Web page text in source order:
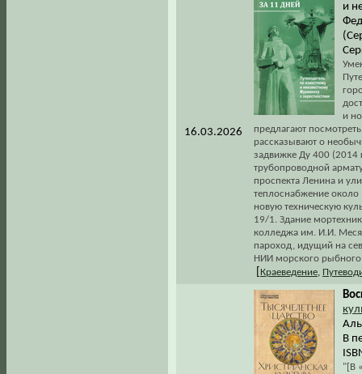
16.03.2026
и
и
предлагают
рассказывают о
задвижке Ду 400 (2014
трубопроводной
проспекта Ленина и
теплоснабжение
новую техническую
19/1. Здание
колледжа им. И.И.
пароход, идущий на
НИИ морского
Краеведение,
В
"[В